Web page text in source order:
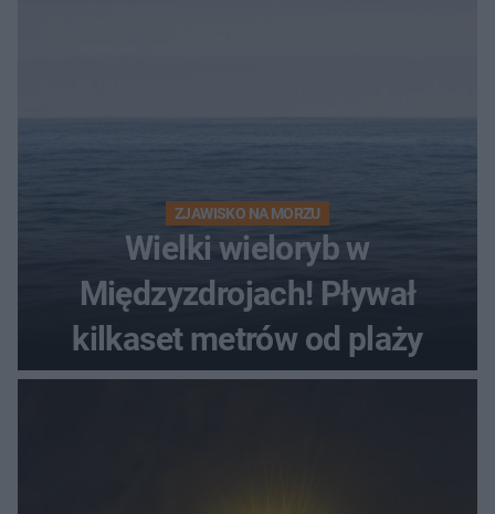
ZJAWISKO NA MORZU
Wielki wieloryb w
Międzyzdrojach! Pływał
kilkaset metrów od plaży